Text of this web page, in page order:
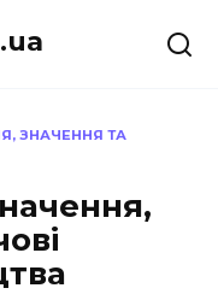
ЗНАЧЕННЯ ТА